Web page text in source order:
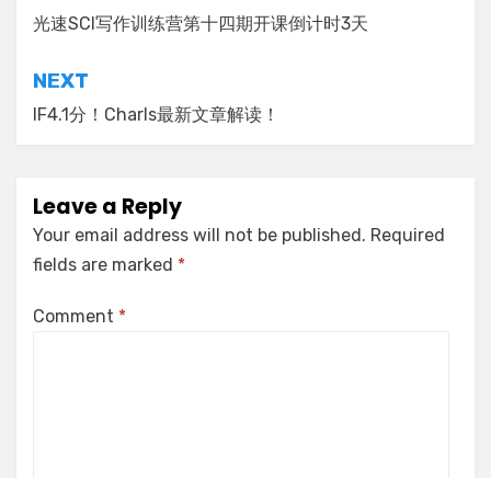
navigation
光速SCI写作训练营第十四期开课倒计时3天
NEXT
IF4.1分！Charls最新文章解读！
Leave a Reply
Your email address will not be published. Required
fields are marked *
Comment *